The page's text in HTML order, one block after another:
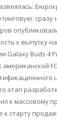
сразу
к выпуску
Galaxy Buds 4
этап
к массовому
к старту продаж.